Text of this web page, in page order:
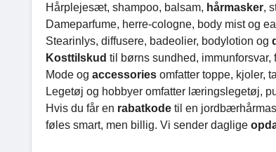
Hårplejesæt, shampoo, balsam, hårmasker,
Dameparfume, herre-cologne, body mist og
Stearinlys, diffusere, badeolier, bodylotion og
Kosttilskud til børns sundhed,
Mode og accessories omfatter toppe, kjoler,
Legetøj og hobbyer omfatter læringslegetøj,
Hvis du får en rabatkode til en
føles smart, men billig. Vi sender daglige